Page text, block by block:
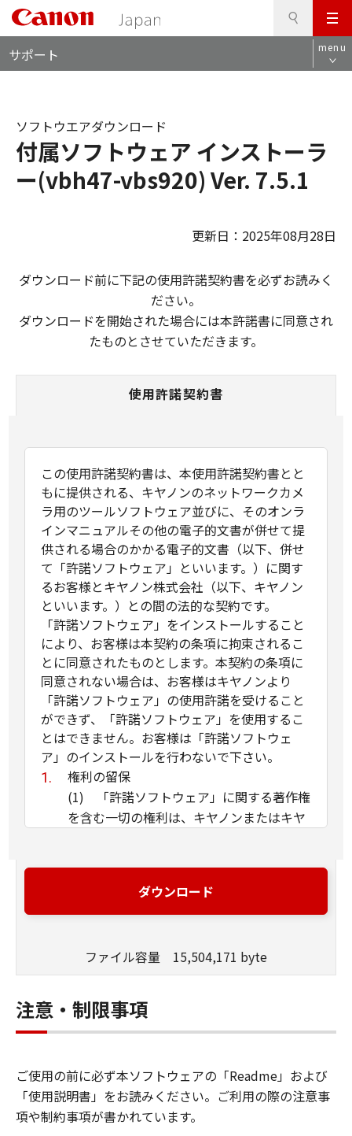
メ
ニ
ュ
サポート menu
付属ソフトウェア インストーラ
ー(vbh47-vbs920) Ver. 7.5.1
ソフトウエアダウンロード
更新日：2025年08月28日
ダウンロード前に下記の使用許諾契約書を必ずお読みく
ださい。
ダウンロードを開始された場合には本許諾書に同意され
たものとさせていただきます。
使用許諾契約書
この使用許諾契約書は、本使用許諾契約書とと
もに提供される、キヤノンのネットワークカメ
ラ用のツールソフトウェア並びに、そのオンラ
インマニュアルその他の電子的文書が併せて提
供される場合のかかる電子的文書（以下、併せ
て「許諾ソフトウェア」といいます。）に関す
るお客様とキヤノン株式会社（以下、キヤノン
といいます。）との間の法的な契約です。
「許諾ソフトウェア」をインストールすること
により、お客様は本契約の条項に拘束されるこ
とに同意されたものとします。本契約の条項に
同意されない場合は、お客様はキヤノンより
「許諾ソフトウェア」の使用許諾を受けること
ができず、「許諾ソフトウェア」を使用するこ
とはできません。お客様は「許諾ソフトウェ
ア」のインストールを行わないで下さい。
権利の留保
(1) 「許諾ソフトウェア」に関する著作権
を含む一切の権利は、キヤノンまたはキヤ
いかなる知的財産権も、明示たると黙示た
るとを問わず、お客様に譲渡または許諾さ
(3) お客様は、「許諾ソフトウェア」に含
まれるキヤノンまたはキヤノンのライセン
サーの著作権表示を変更、除去または削除
してはなりません。
(1) お客様は、「許諾ソフトウェア」を、
対応するキヤノンのネットワークカメラ製
品を使用する目的のために、お客様のコン
ダウンロード
ファイル容量 15,504,171 byte
注意・制限事項
ご使用の前に必ず本ソフトウェアの「Readme」および
「使用説明書」をお読みください。ご利用の際の注意事
項や制約事項が書かれています。